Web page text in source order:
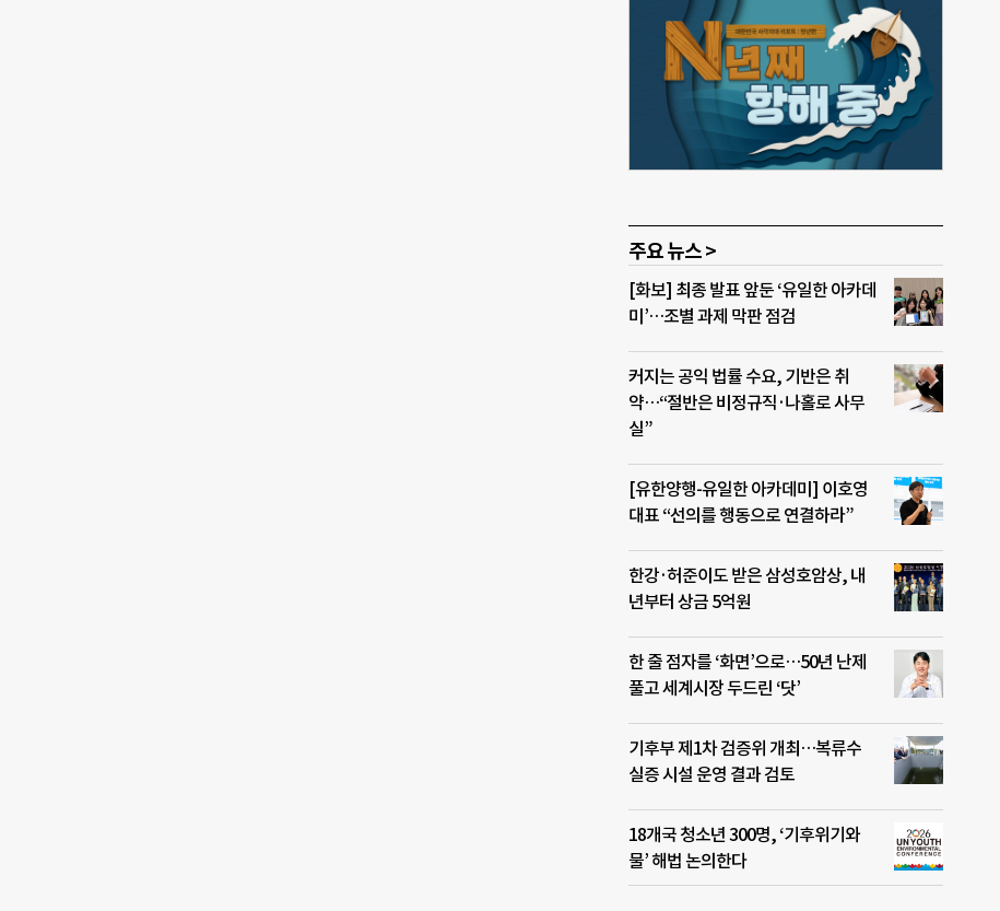
주요 뉴스 >
[화보] 최종 발표 앞둔 ‘유일한 아카데
미’…조별 과제 막판 점검
커지는 공익 법률 수요, 기반은 취
약…“절반은 비정규직·나홀로 사무
실”
[유한양행-유일한 아카데미] 이호영
대표 “선의를 행동으로 연결하라”
한강·허준이도 받은 삼성호암상, 내
년부터 상금 5억원
한 줄 점자를 ‘화면’으로…50년 난제
풀고 세계시장 두드린 ‘닷’
기후부 제1차 검증위 개최…복류수
실증 시설 운영 결과 검토
18개국 청소년 300명, ‘기후위기와
물’ 해법 논의한다